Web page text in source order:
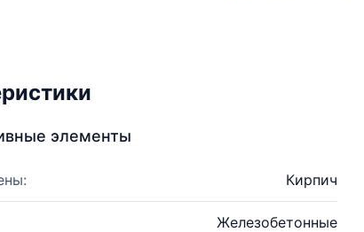
элементы
Кирпич
Железобетонные